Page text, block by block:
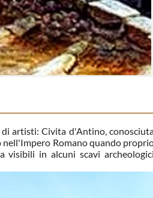
artisti: Civita d'Antino,
Romano quando
visibili in alcuni scavi